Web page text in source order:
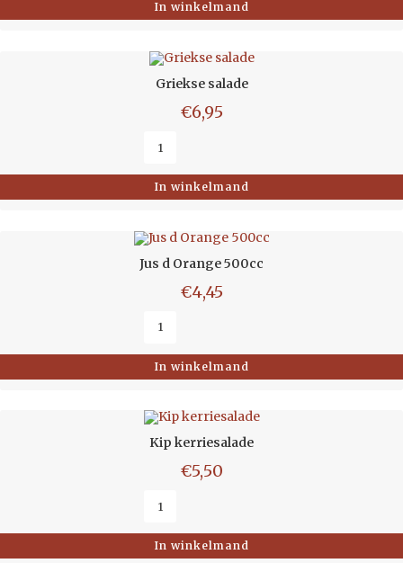
In winkelmand
Griekse salade
€6,95
In winkelmand
Jus d Orange 500cc
€4,45
In winkelmand
Kip kerriesalade
€5,50
In winkelmand